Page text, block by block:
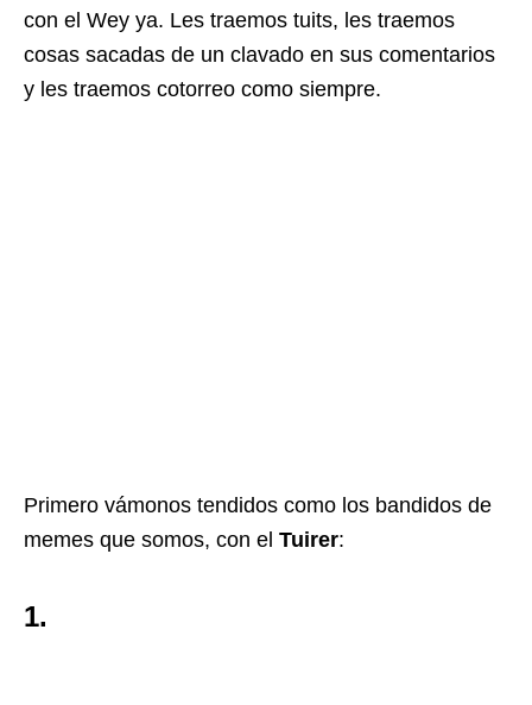
con el Wey ya. Les traemos tuits, les traemos
cosas sacadas de un clavado en sus comentarios
y les traemos cotorreo como siempre.
Primero vámonos tendidos como los bandidos de
memes que somos, con el Tuirer:
1.